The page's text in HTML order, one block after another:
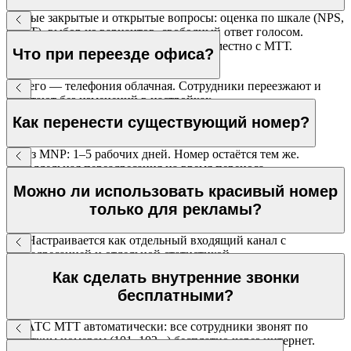
Любые закрытые и открытые вопросы: оценка по шкале (NPS,
CSAT), выбор из вариантов, свободный ответ голосом.
Структура опроса разрабатывается совместно с МТТ.
Что при переезде офиса?
Ничего — телефония облачная. Сотрудники переезжают и
работают без изменений в настройках.
Как перенести существующий номер?
Через MNP: 1–5 рабочих дней. Номер остаётся тем же.
Параллельная переадресация на время переноса.
Можно ли использовать красивый номер
только для рекламы?
Да. Настраивается как отдельный входящий канал с
переадресацией и отдельной статистикой.
Как сделать внутренние звонки
бесплатными?
В ВАТС МТТ автоматически: все сотрудники звонят по
коротким номерам (101, 102...) бесплатно через интернет.